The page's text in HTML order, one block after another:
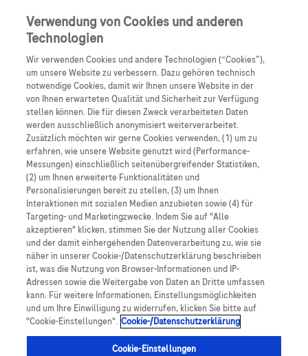
Anmelden
Unsere
Arzneimittel
Roche informiert
Verwendung von Cookies und anderen
Technologien
Wir verwenden Cookies und andere Technologien (“Cookies”),
um unsere Website zu verbessern. Dazu gehören technisch
notwendige Cookies, damit wir Ihnen unsere Website in der
von Ihnen erwarteten Qualität und Sicherheit zur Verfügung
stellen können. Die für diesen Zweck verarbeiteten Daten
werden ausschließlich anonymisiert weiterverarbeitet.
Zusätzlich möchten wir gerne Cookies verwenden, (1) um zu
erfahren, wie unsere Website genutzt wird (Performance-
Messungen) einschließlich seitenübergreifender Statistiken,
(2) um Ihnen erweiterte Funktionalitäten und
Personalisierungen bereit zu stellen, (3) um Ihnen
Interaktionen mit sozialen Medien anzubieten sowie (4) für
Targeting- und Marketingzwecke. Indem Sie auf "Alle
akzeptieren" klicken, stimmen Sie der Nutzung aller Cookies
und der damit einhergehenden Datenverarbeitung zu, wie sie
näher in unserer Cookie-/Datenschutzerklärung beschrieben
ist, was die Nutzung von Browser-Informationen und IP-
Adressen sowie die Weitergabe von Daten an Dritte umfassen
kann. Für weitere Informationen, Einstellungsmöglichkeiten
und um Ihre Einwilligung zu widerrufen, klicken Sie bitte auf
"Cookie-Einstellungen". Cookie-/Datenschutzerklärung
Cookie-Einstellungen